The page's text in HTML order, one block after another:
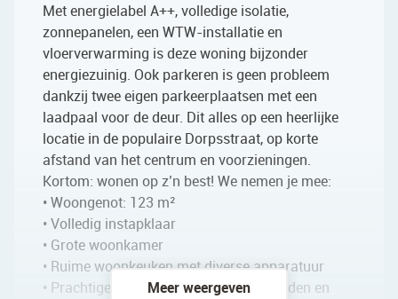
Met energielabel A++, volledige isolatie,
zonnepanelen, een WTW-installatie en
vloerverwarming is deze woning bijzonder
energiezuinig. Ook parkeren is geen probleem
dankzij twee eigen parkeerplaatsen met een
laadpaal voor de deur. Dit alles op een heerlijke
locatie in de populaire Dorpsstraat, op korte
afstand van het centrum en voorzieningen.
Kortom: wonen op z’n best! We nemen je mee:
• Woongenot: 123 m²
• Volledig instapklaar
• Grote woonkamer
• Ruime woonkeuken met diverse apparatuur
• Prachtige serre met glazen schuifwanden en
Meer weergeven